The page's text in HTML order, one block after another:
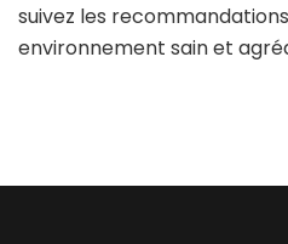
suivez les
environnement sain et